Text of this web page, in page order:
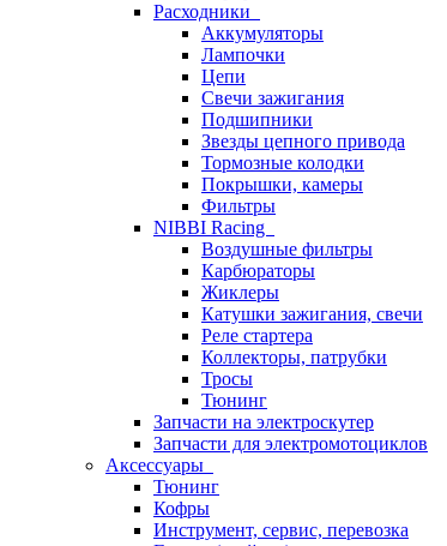
Расходники
Аккумуляторы
Лампочки
Цепи
Свечи зажигания
Подшипники
Звезды цепного привода
Тормозные колодки
Покрышки, камеры
Фильтры
NIBBI Racing
Воздушные фильтры
Карбюраторы
Жиклеры
Катушки зажигания, свечи
Реле стартера
Коллекторы, патрубки
Тросы
Тюнинг
Запчасти на электроскутер
Запчасти для электромотоциклов
Аксессуары
Тюнинг
Кофры
Инструмент, сервис, перевозка